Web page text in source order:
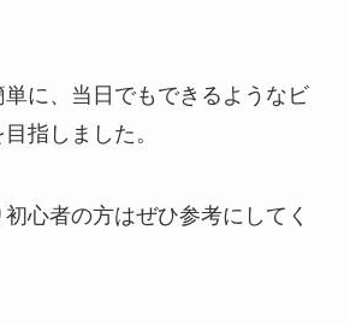
単に、 当日でもできるような ビ
指しました。
心者の方はぜひ参考にしてく